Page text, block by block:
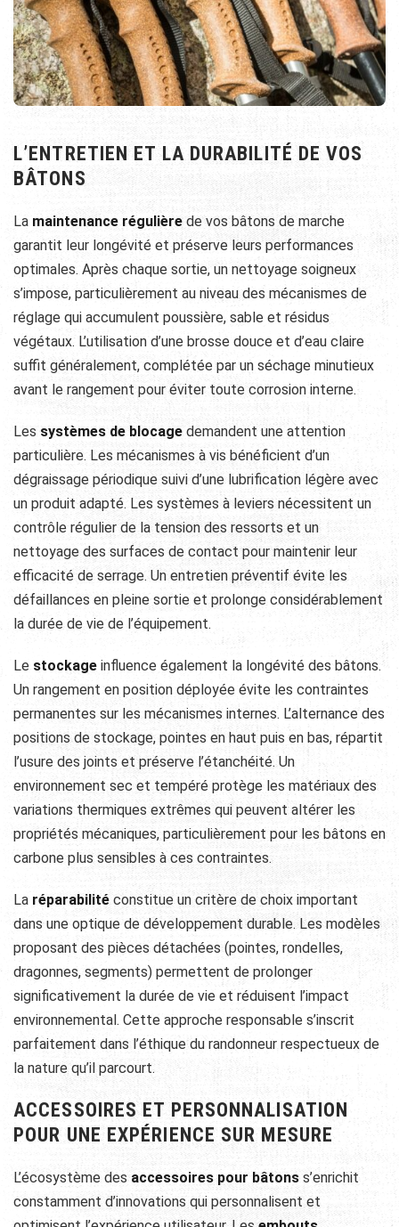
L’ENTRETIEN ET LA DURABILITÉ DE VOS
BÂTONS
La maintenance régulière de vos bâtons de marche
garantit leur longévité et préserve leurs performances
optimales. Après chaque sortie, un nettoyage soigneux
s’impose, particulièrement au niveau des mécanismes de
réglage qui accumulent poussière, sable et résidus
végétaux. L’utilisation d’une brosse douce et d’eau claire
suffit généralement, complétée par un séchage minutieux
avant le rangement pour éviter toute corrosion interne.
Les systèmes de blocage demandent une attention
particulière. Les mécanismes à vis bénéficient d’un
dégraissage périodique suivi d’une lubrification légère avec
un produit adapté. Les systèmes à leviers nécessitent un
contrôle régulier de la tension des ressorts et un
nettoyage des surfaces de contact pour maintenir leur
efficacité de serrage. Un entretien préventif évite les
défaillances en pleine sortie et prolonge considérablement
la durée de vie de l’équipement.
Le stockage influence également la longévité des bâtons.
Un rangement en position déployée évite les contraintes
permanentes sur les mécanismes internes. L’alternance des
positions de stockage, pointes en haut puis en bas, répartit
l’usure des joints et préserve l’étanchéité. Un
environnement sec et tempéré protège les matériaux des
variations thermiques extrêmes qui peuvent altérer les
propriétés mécaniques, particulièrement pour les bâtons en
carbone plus sensibles à ces contraintes.
La réparabilité constitue un critère de choix important
dans une optique de développement durable. Les modèles
proposant des pièces détachées (pointes, rondelles,
dragonnes, segments) permettent de prolonger
significativement la durée de vie et réduisent l’impact
environnemental. Cette approche responsable s’inscrit
parfaitement dans l’éthique du randonneur respectueux de
la nature qu’il parcourt.
ACCESSOIRES ET PERSONNALISATION
POUR UNE EXPÉRIENCE SUR MESURE
L’écosystème des accessoires pour bâtons s’enrichit
constamment d’innovations qui personnalisent et